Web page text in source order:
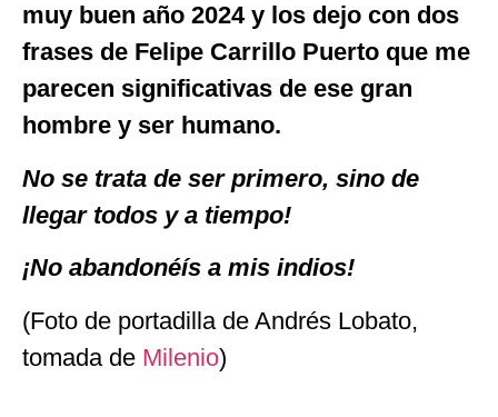
muy buen año 2024 y los dejo con dos
frases de Felipe Carrillo Puerto que me
parecen significativas de ese gran
hombre y ser humano.
No se trata de ser primero, sino de
llegar todos y a tiempo!
¡No abandonéís a mis indios!
(Foto de portadilla de Andrés Lobato,
tomada de Milenio)